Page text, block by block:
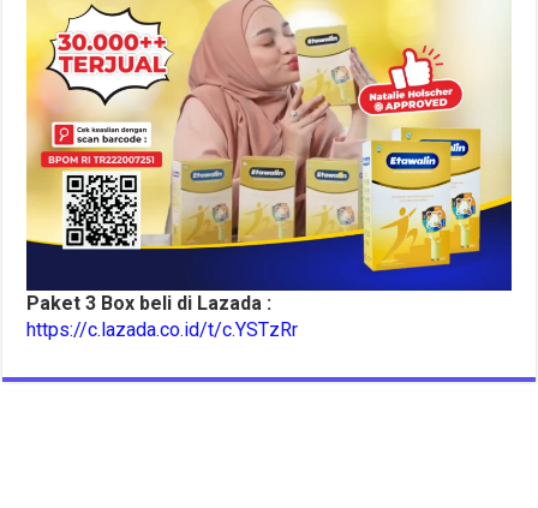
Paket 3 Box beli di Lazada :
https://c.lazada.co.id/t/c.YSTzRr